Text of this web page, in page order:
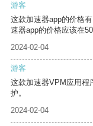
游客
这款加速器app的价格
速器app的价格应该在
2024-02-04
游客
这款加速器VPM应用程
护。
2024-02-04